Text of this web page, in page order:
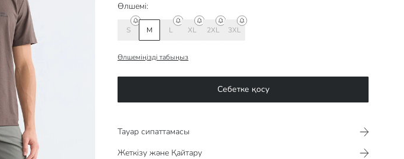
Өлшемі:
S M L XL 2XL 3XL
Өлшеміңізді табыңыз
Себетке қосу
Тауар сипаттамасы​​​​​
Жеткізу және Қайтару